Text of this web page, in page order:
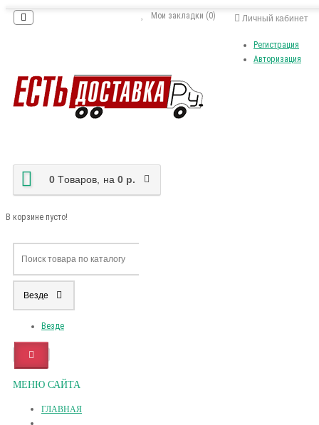
Личный кабинет
Регистрация
Авторизация
Мои закладки (0)
0 Tоваров, на 0 р.
В корзине пусто!
Везде
Везде
МЕНЮ САЙТА
ГЛАВНАЯ